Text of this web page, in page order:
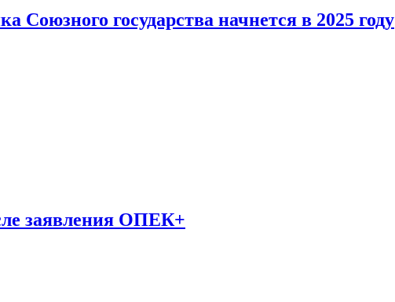
государства начнется в 2025 году
заявления ОПЕК+